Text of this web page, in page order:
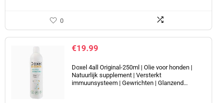
0
€19.99
Doxel 4all Original-250ml | Olie voor honden |
Natuurlijk supplement | Versterkt
immuunsysteem | Gewrichten | Glanzend…